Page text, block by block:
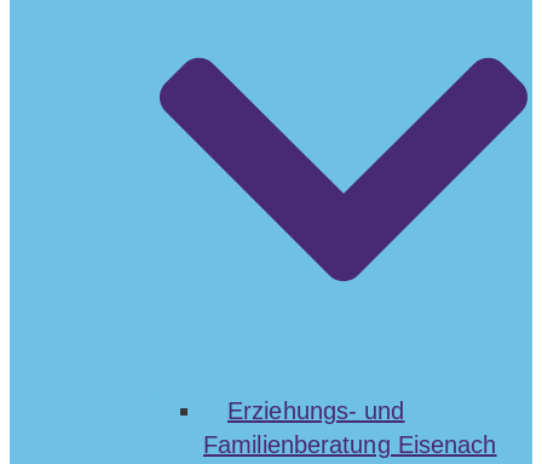
Erziehungs- und
Familienberatung Eisenach